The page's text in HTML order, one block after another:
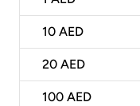
10 AED
20 AED
100 AED